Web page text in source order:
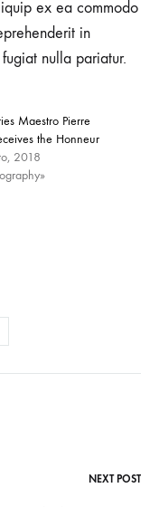
ex ea commodo
in
nulla pariatur.
Maestro Pierre
the Honneur
2018
NEXT POST